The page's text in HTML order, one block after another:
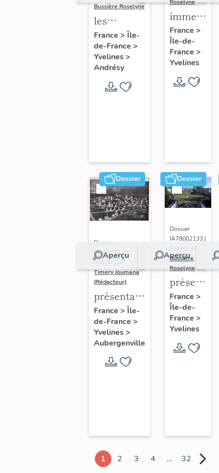
Bussière Roselyne
les
immeubles,
maisons et
fermes du
canton
d'Andrésy
France > Île-
de-France >
Yvelines>
Andrésy
Roselyne
maisons,
fermes
France >
Île-de-
France >
Yvelines
Dossier
Aperçu
Dossier
IA78002210 |
Réalisé par
Timery Joumana
(Rédacteur)
présentation
de l'étude
d'Elisabethville
France > Île-
de-France >
Yvelines>
Aubergenville
Dossier
Aperçu
Dossier
IA78002133 |
Bussière
Roselyne
du
diagnostic
et
France >
Île-de-
France >
Yvelines
1 2 3 4 ... 32